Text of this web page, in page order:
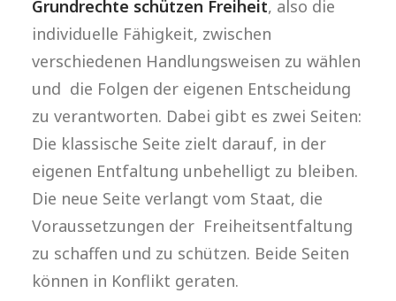
Grundrechte schützen Freiheit, also die
individuelle Fähigkeit, zwischen
verschiedenen Handlungsweisen zu wählen
und die Folgen der eigenen Entscheidung
zu verantworten. Dabei gibt es zwei Seiten:
Die klassische Seite zielt darauf, in der
eigenen Entfaltung unbehelligt zu bleiben.
Die neue Seite verlangt vom Staat, die
Voraussetzungen der Freiheitsentfaltung
zu schaffen und zu schützen. Beide Seiten
können in Konflikt geraten.